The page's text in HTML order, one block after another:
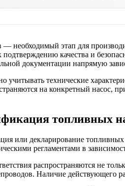
— необходимый этап для
качества и
документации напрямую
учитывать технические
на конкретный насос,
топливных
или декларирование
регламентами в
распространяются не
Наличие действующего